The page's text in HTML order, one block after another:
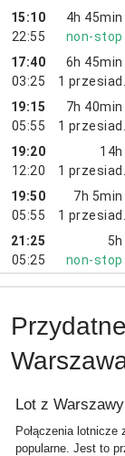
15:10
22:55
4h 45min
non-stop
17:40
03:25
6h 45min
1 przesiad.
19:15
05:55
7h 40min
1 przesiad.
19:20
12:20
14h
1 przesiad.
19:50
05:55
7h 5min
1 przesiad.
21:25
05:25
5h
non-stop
Lot z
Połączenia
popularne. Jest to